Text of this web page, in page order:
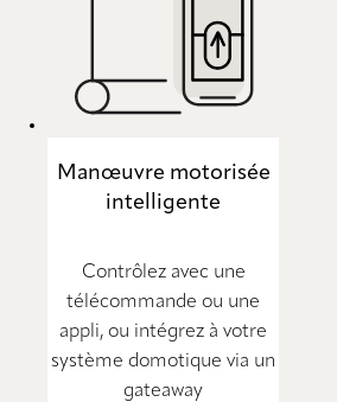
Manœuvre motorisée
intelligente
Contrôlez avec une
télécommande ou une
appli, ou intégrez à votre
système domotique via un
gateaway